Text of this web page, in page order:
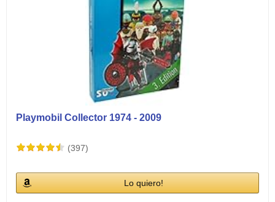
Playmobil Collector 1974 - 2009
(397)
Lo quiero!